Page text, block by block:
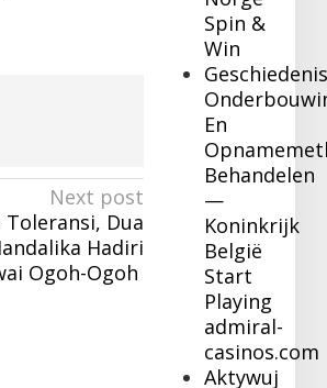
Next post
Toleransi, Dua
Hadiri
Ogoh-Ogoh
Spin &
Win
Geschiedenis
En
Behandelen
—
Koninkrijk
België
Start
Playing
admiral-
casinos.com
Aktywuj